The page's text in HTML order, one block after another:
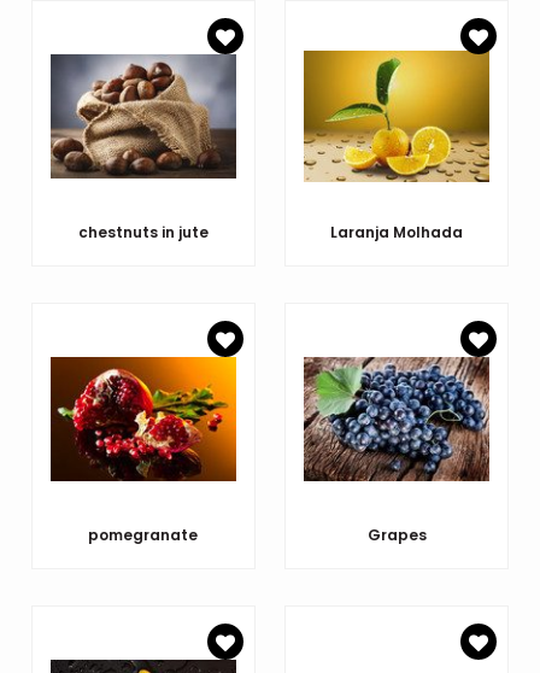
chestnuts in jute Laranja Molhada
pomegranate Grapes